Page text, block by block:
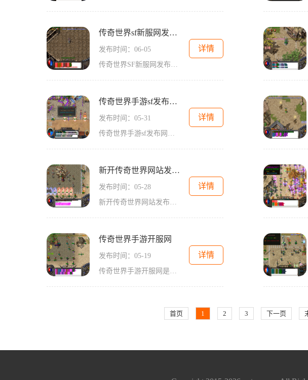
传奇世界sf新服网发布网
发布时间：06-05
传奇世界SF新服网发布网是一家专注于传奇世界私服游戏的线上平台，为广大传奇世界玩家提供了一个精彩纷呈的游戏世界。无论是传奇世界的老玩家还是新手，都能在这里找到自己喜爱
详情
传奇世界手游sf发布网站
发布时间：05-31
传奇世界手游sf发布网站是一个专门提供传奇世界私服资源下载和相关资讯的网站。作为一个传奇世界玩家，我深切体会到这个网站给我带来的便利和快乐。我可以随时随地下载最新的私
详情
新开传奇世界网站发布站
发布时间：05-28
新开传奇世界网站发布站是一个令人兴奋的游戏平台，它为玩家提供了一个全新的传奇世界体验。作为一个热衷于传奇游戏的玩家，我非常期待这个新网站的发布，因为它将为我们带来
详情
传奇世界手游开服网
发布时间：05-19
传奇世界手游开服网是一家专门提供传奇世界手游服务的网站，为广大传奇世界的玩家提供了一个全新的游戏平台。作为一款经典的角色扮演游戏，《传奇世界》自推出以来就备受玩家
详情
首页 1 2 3 下一页